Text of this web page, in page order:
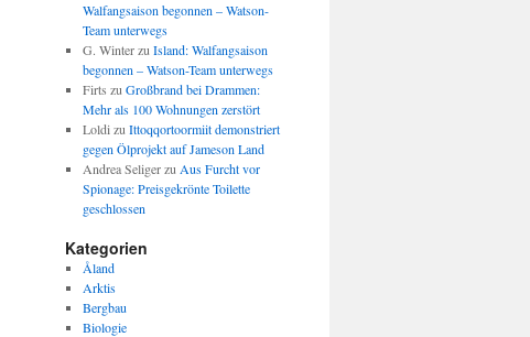
Walfangsaison begonnen – Watson-
Team unterwegs
G. Winterzu Island: Walfangsaison
begonnen – Watson-Team unterwegs
Firts zu Großbrand bei Drammen:
Mehr als 100 Wohnungen zerstört
Loldi zu Ittoqqortoormiit demonstriert
gegen Ölprojekt auf Jameson Land
Andrea Seligerzu Aus Furcht vor
Spionage: Preisgekrönte Toilette
geschlossen
Kategorien
Åland
Arktis
Bergbau
Biologie